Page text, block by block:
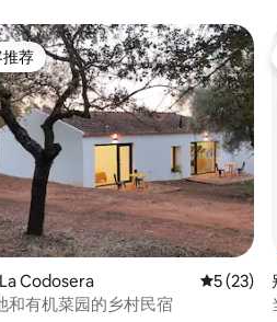
客推荐」
推荐
Codosera 平均评分
5 (23)
和有机菜园的乡村民宿